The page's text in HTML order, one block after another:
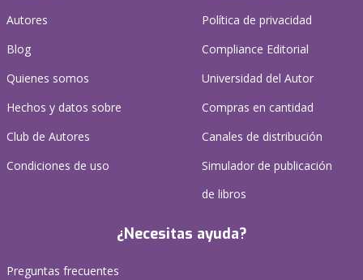
Autores
Blog
Quienes somos
Hechos y datos sobre
Club de Autores
Condiciones de uso
Política de privacidad
Compliance Editorial
Universidad del Autor
Compras en cantidad
Canales de distribución
Simulador de publicación
de libros
¿Necesitas ayuda?
Preguntas frecuentes